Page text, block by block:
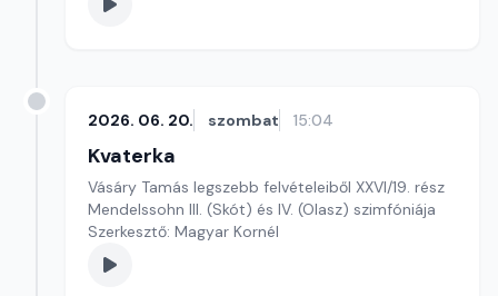
2026. 06. 20. szombat 15:04
Kvaterka
Vásáry Tamás legszebb felvételeiből XXVI/19. rész
Mendelssohn III. (Skót) és IV. (Olasz) szimfóniája
Szerkesztő: Magyar Kornél